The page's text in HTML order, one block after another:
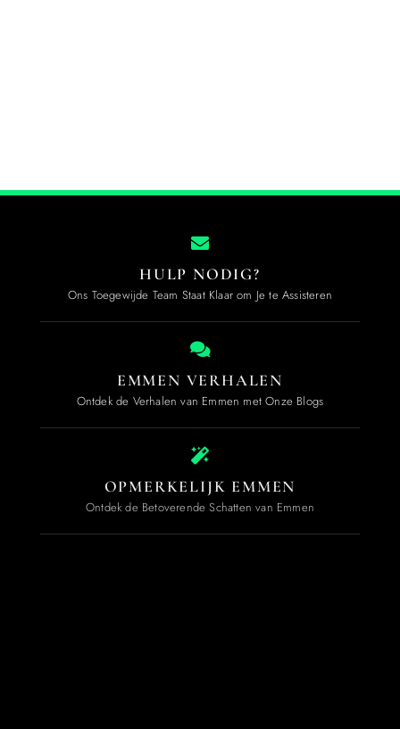
HULP NODIG?
Ons Toegewijde Team Staat Klaar om Je te Assisteren
EMMEN VERHALEN
Ontdek de Verhalen van Emmen met Onze Blogs
OPMERKELIJK EMMEN
Ontdek de Betoverende Schatten van Emmen